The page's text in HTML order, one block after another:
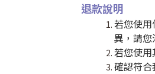
退款說明
若您使
異，請您
若您使用
確認符合